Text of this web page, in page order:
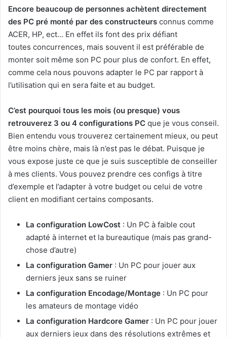
Encore beaucoup de personnes achètent directement
des PC pré monté par des constructeurs connus comme
ACER, HP, ect… En effet ils font des prix défiant
toutes concurrences, mais souvent il est préférable de
monter soit même son PC pour plus de confort. En effet,
comme cela nous pouvons adapter le PC par rapport à
l’utilisation qui en sera faite et au budget.
C’est pourquoi tous les mois (ou presque) vous
retrouverez 3 ou 4 configurations PC que je vous conseil.
Bien entendu vous trouverez certainement mieux, ou peut
être moins chère, mais là n’est pas le débat. Puisque je
vous expose juste ce que je suis susceptible de conseiller
à mes clients. Vous pouvez prendre ces configs à titre
d’exemple et l’adapter à votre budget ou celui de votre
client en modifiant certains composants.
La configuration LowCost : Un PC à faible cout
adapté à internet et la bureautique (mais pas grand-
chose d’autre)
La configuration Gamer : Un PC pour jouer aux
derniers jeux sans se ruiner
La configuration Encodage/Montage : Un PC pour
les amateurs de montage vidéo
La configuration Hardcore Gamer : Un PC pour jouer
aux derniers jeux dans des résolutions extrêmes et